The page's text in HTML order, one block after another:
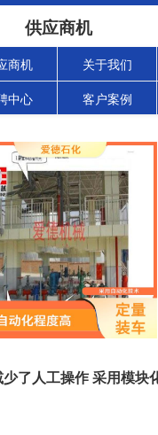
供应商机
商机 关于我们
中心 客户案例
了人工操作 采用模块